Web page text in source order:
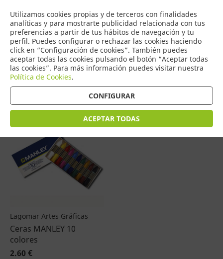
Utilizamos cookies propias y de terceros con finalidades
analíticas y para mostrarte publicidad relacionada con tus
preferencias a partir de tus hábitos de navegación y tu
perfil. Puedes configurar o rechazar las cookies haciendo
click en “Configuración de cookies”. También puedes
aceptar todas las cookies pulsando el botón “Aceptar todas
las cookies”. Para más información puedes visitar nuestra
Política de Cookies.
CONFIGURAR
ACEPTAR TODAS
0
COMERCIO
DE TORRIJOS
Productos (1)
Ordenar por precio
Lagomar Artes Gráficas
Ceras MANLEY 10
colores
2.60 €